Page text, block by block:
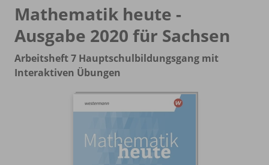
Mathematik heute -
Ausgabe 2020 für Sachsen
Arbeitsheft 7 Hauptschulbildungsgang mit
Interaktiven Übungen